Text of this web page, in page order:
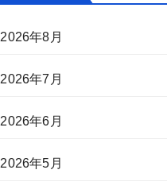
2026年8月
2026年7月
2026年6月
2026年5月